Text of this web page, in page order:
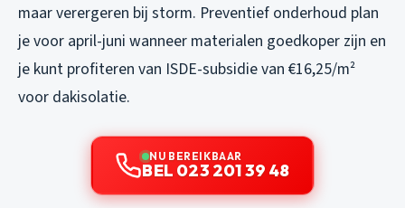
maar verergeren bij storm. Preventief onderhoud plan
je voor april-juni wanneer materialen goedkoper zijn en
je kunt profiteren van ISDE-subsidie van €16,25/m²
voor dakisolatie.
NU BEREIKBAAR
BEL 023 201 39 48